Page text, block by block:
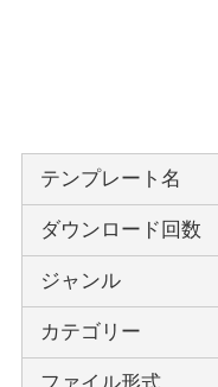
テンプレート名
ダウンロード回数
ジャンル
カテゴリー